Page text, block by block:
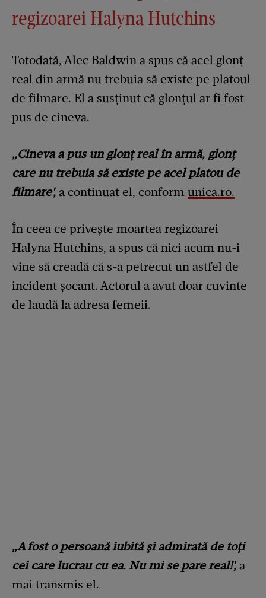
regizoarei Halyna Hutchins
Totodată, Alec Baldwin a spus că acel glonț
real din armă nu trebuia să existe pe platoul
de filmare. El a susținut că glonțul ar fi fost
pus de cineva.
„Cineva a pus un glonț real în armă, glonț
care nu trebuia să existe pe acel platou de
filmare', a continuat el, conform unica.ro.
În ceea ce privește moartea regizoarei
Halyna Hutchins, a spus că nici acum nu-i
vine să creadă că s-a petrecut un astfel de
incident șocant. Actorul a avut doar cuvinte
de laudă la adresa femeii.
„A fost o persoană iubită și admirată de toți
cei care lucrau cu ea. Nu mi se pare real!', a
mai transmis el.